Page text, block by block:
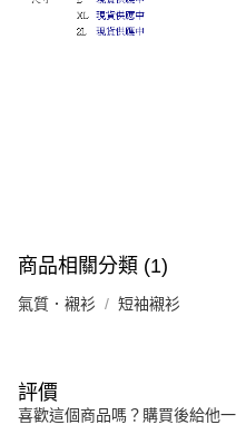
商品相關分類 (1)
氣質．襯衫 短袖襯衫
評價
喜歡這個商品嗎？購買後給他